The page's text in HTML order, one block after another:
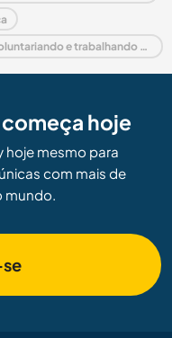
Última hora Férias em casas de família, voluntariando e trabalhando em França
hoje
hoje mesmo para
com mais de